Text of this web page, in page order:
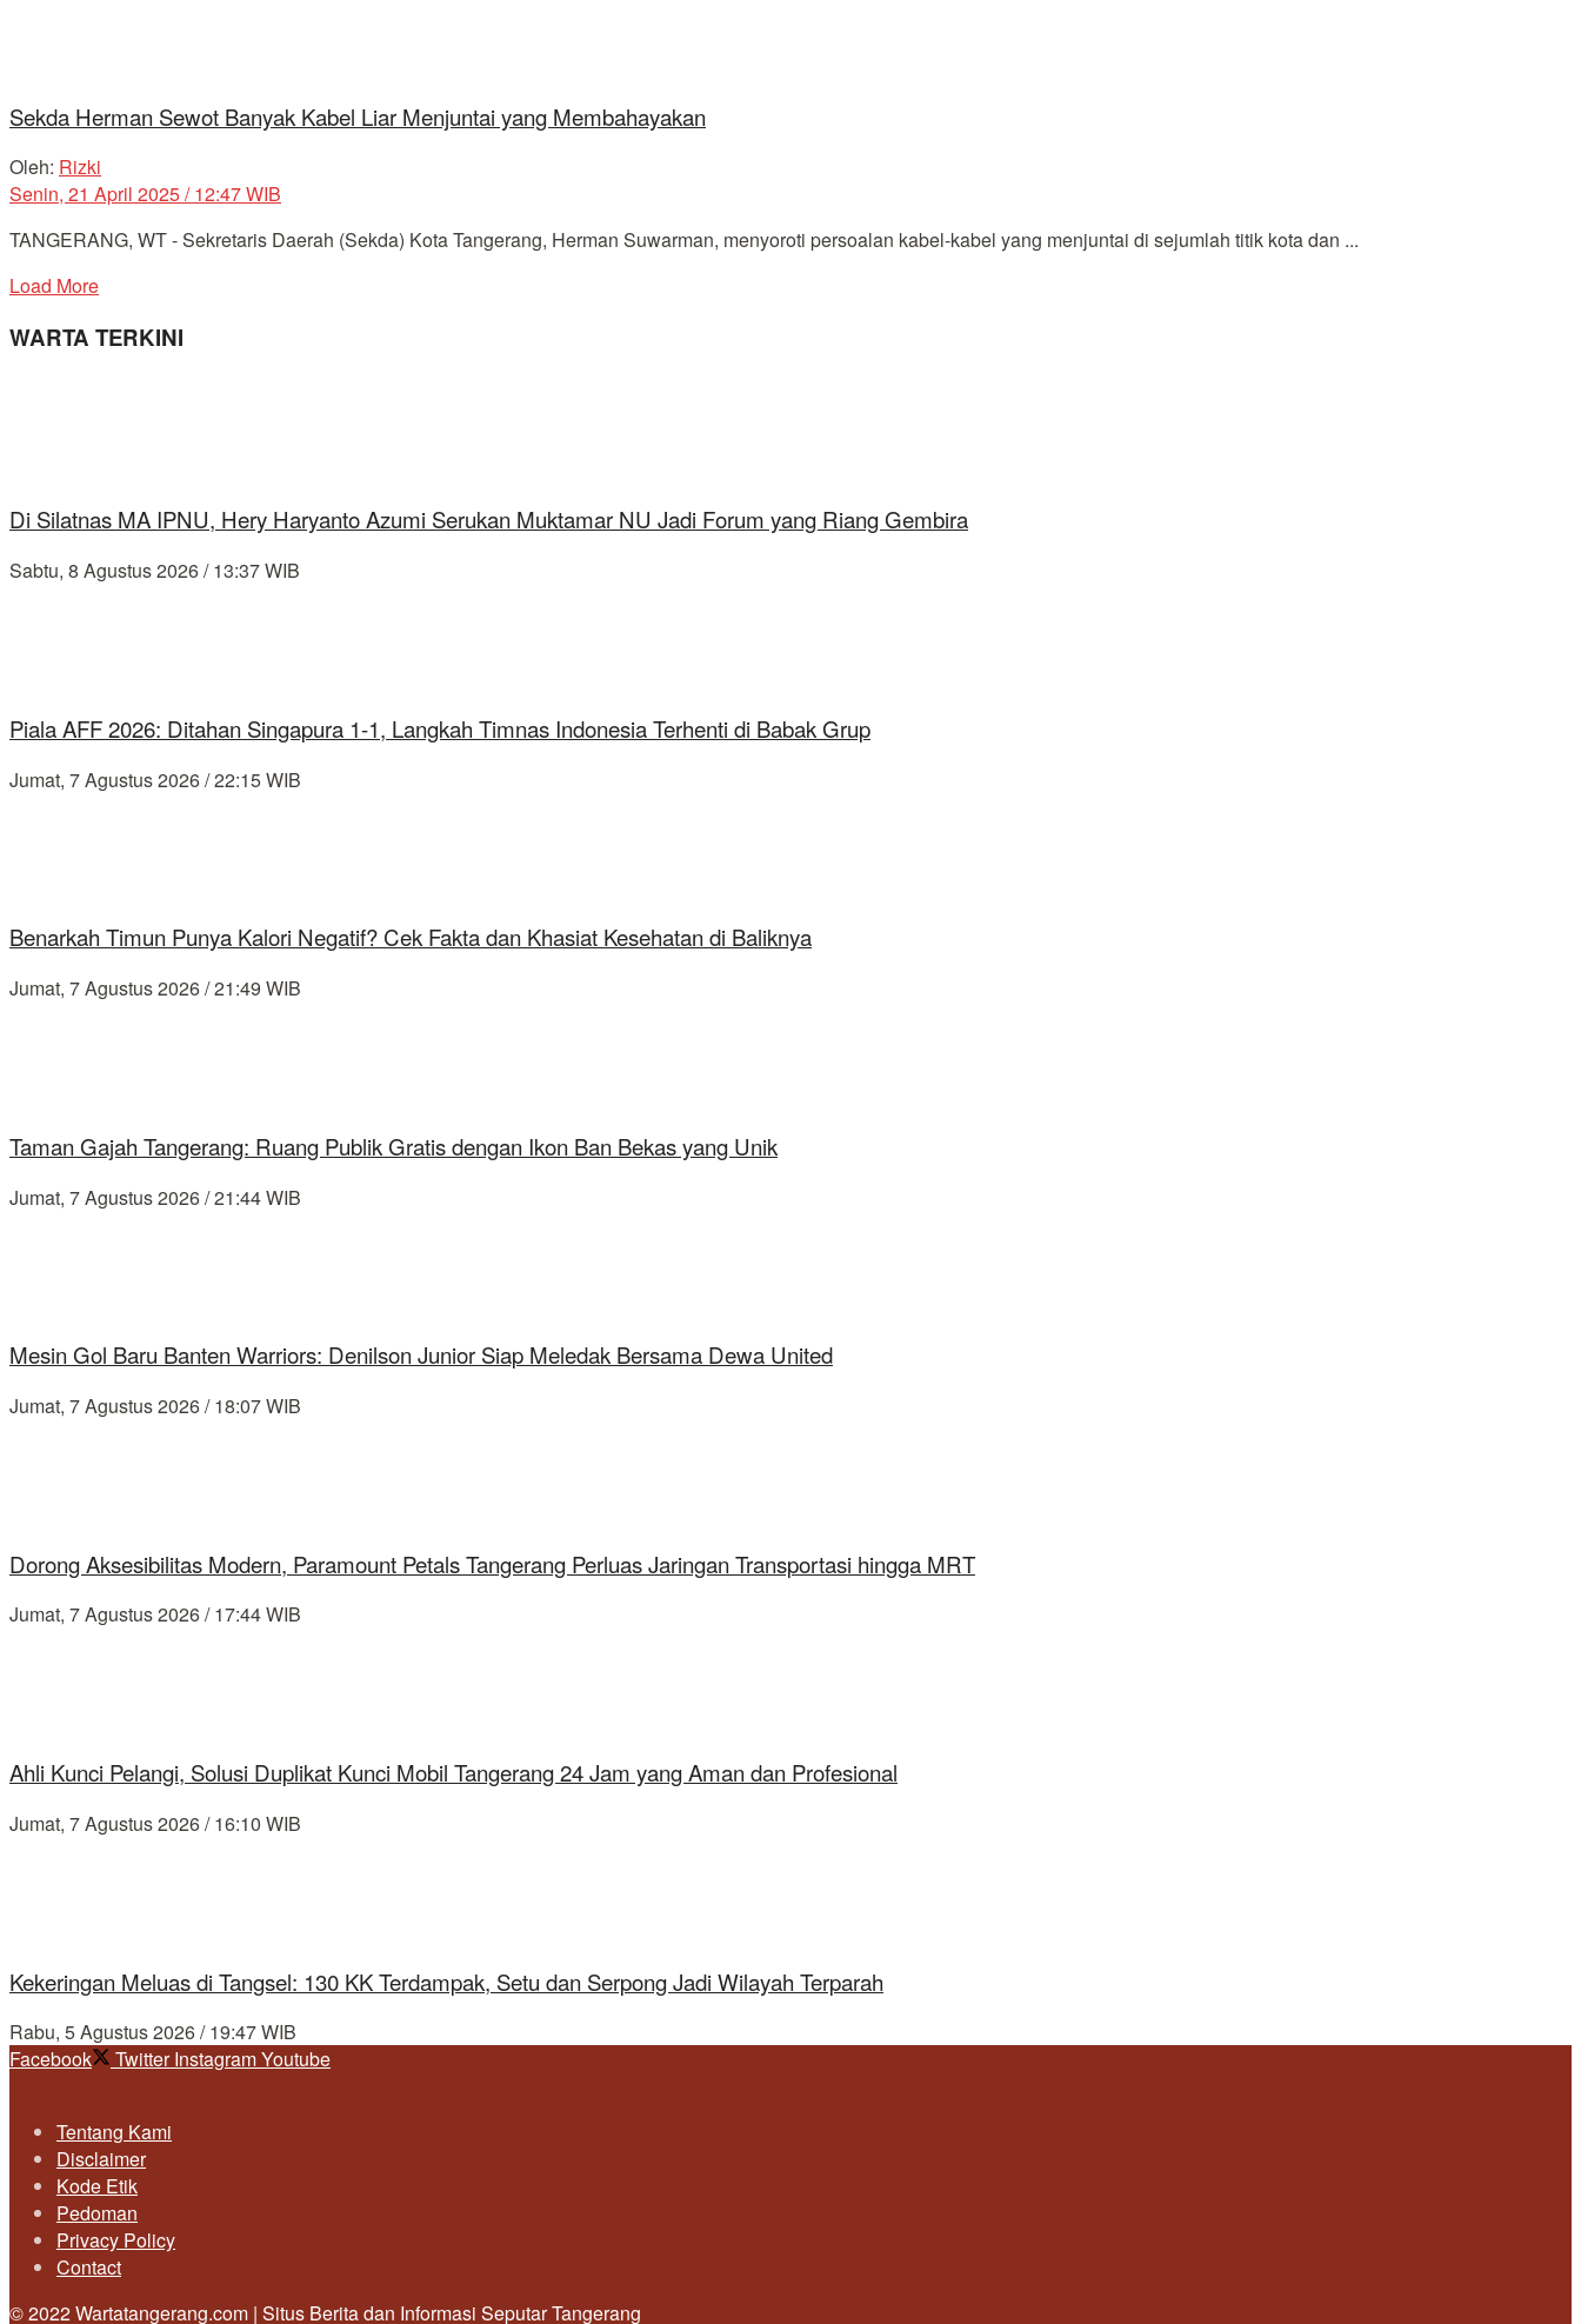
Sekda Herman Sewot Banyak Kabel Liar Menjuntai yang Membahayakan
Oleh: Rizki
Senin, 21 April 2025 / 12:47 WIB
TANGERANG, WT - Sekretaris Daerah (Sekda) Kota Tangerang, Herman Suwarman, menyoroti persoalan kabel-kabel yang menjuntai di sejumlah titik kota dan ...
Load More
WARTA TERKINI
Di Silatnas MA IPNU, Hery Haryanto Azumi Serukan Muktamar NU Jadi Forum yang Riang Gembira
Sabtu, 8 Agustus 2026 / 13:37 WIB
Piala AFF 2026: Ditahan Singapura 1-1, Langkah Timnas Indonesia Terhenti di Babak Grup
Jumat, 7 Agustus 2026 / 22:15 WIB
Benarkah Timun Punya Kalori Negatif? Cek Fakta dan Khasiat Kesehatan di Baliknya
Jumat, 7 Agustus 2026 / 21:49 WIB
Taman Gajah Tangerang: Ruang Publik Gratis dengan Ikon Ban Bekas yang Unik
Jumat, 7 Agustus 2026 / 21:44 WIB
Mesin Gol Baru Banten Warriors: Denilson Junior Siap Meledak Bersama Dewa United
Jumat, 7 Agustus 2026 / 18:07 WIB
Dorong Aksesibilitas Modern, Paramount Petals Tangerang Perluas Jaringan Transportasi hingga MRT
Jumat, 7 Agustus 2026 / 17:44 WIB
Ahli Kunci Pelangi, Solusi Duplikat Kunci Mobil Tangerang 24 Jam yang Aman dan Profesional
Jumat, 7 Agustus 2026 / 16:10 WIB
Kekeringan Meluas di Tangsel: 130 KK Terdampak, Setu dan Serpong Jadi Wilayah Terparah
Rabu, 5 Agustus 2026 / 19:47 WIB
Facebook
Twitter InstagramYoutube
Tentang Kami
Disclaimer
Kode Etik
Pedoman
Privacy Policy
Contact
© 2022 Wartatangerang.com | Situs Berita dan Informasi Seputar Tangerang